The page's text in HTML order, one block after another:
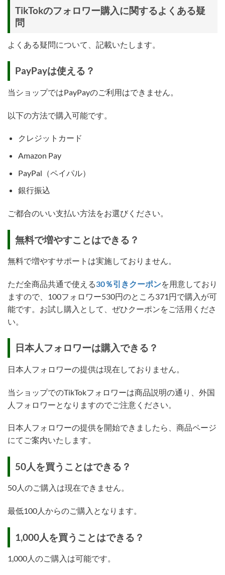
TikTokのフォロワー購入に関するよくある疑
問
よくある疑問について、記載いたします。
PayPayは使える？
当ショップではPayPayのご利用はできません。
以下の方法で購入可能です。
クレジットカード
Amazon Pay
PayPal（ペイパル）
銀行振込
ご都合のいい支払い方法をお選びください。
無料で増やすことはできる？
無料で増やすサポートは実施しておりません。
ただ全商品共通で使える30％引きクーポンを用意しており
ますので、100フォロワー530円のところ371円で購入が可
能です。お試し購入として、ぜひクーポンをご活用くださ
い。
日本人フォロワーは購入できる？
日本人フォロワーの提供は現在しておりません。
当ショップでのTikTokフォロワーは商品説明の通り、外国
人フォロワーとなりますのでご注意ください。
日本人フォロワーの提供を開始できましたら、商品ページ
にてご案内いたします。
50人を買うことはできる？
50人のご購入は現在できません。
最低100人からのご購入となります。
1,000人を買うことはできる？
1,000人のご購入は可能です。